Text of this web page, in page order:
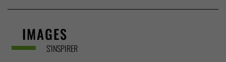
IMAGES
S'INSPIRER